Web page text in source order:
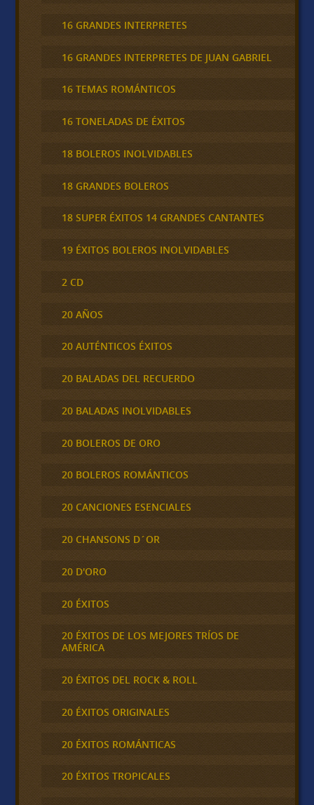
16 GRANDES INTERPRETES
16 GRANDES INTERPRETES DE JUAN GABRIEL
16 TEMAS ROMÁNTICOS
16 TONELADAS DE ÉXITOS
18 BOLEROS INOLVIDABLES
18 GRANDES BOLEROS
18 SUPER ÉXITOS 14 GRANDES CANTANTES
19 ÉXITOS BOLEROS INOLVIDABLES
2 CD
20 AÑOS
20 AUTÉNTICOS ÉXITOS
20 BALADAS DEL RECUERDO
20 BALADAS INOLVIDABLES
20 BOLEROS DE ORO
20 BOLEROS ROMÁNTICOS
20 CANCIONES ESENCIALES
20 CHANSONS D´OR
20 D'ORO
20 ÉXITOS
20 ÉXITOS DE LOS MEJORES TRÍOS DE
AMÉRICA
20 ÉXITOS DEL ROCK & ROLL
20 ÉXITOS ORIGINALES
20 ÉXITOS ROMÁNTICAS
20 ÉXITOS TROPICALES